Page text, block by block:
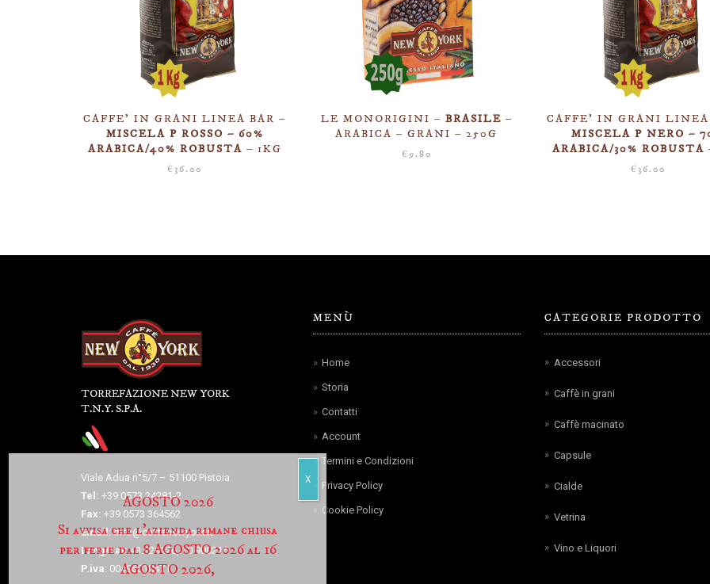
CAFFE’ IN GRANI LINEA BAR –
MISCELA P ROSSO – 60%
ARABICA/40% ROBUSTA – 1KG
€ 36.00
LE MONORIGINI – BRASILE –
ARABICA – GRANI – 250G
€ 9.80
CAFFE’ IN GRANI LINEA
MISCELA P NERO –
ARABICA/30% ROBUSTA
€ 36.00
TORREFAZIONE NEW YORK
T.N.Y. S.P.A.
Viale Adua n°5/7 – 51100 Pistoia
Tel: +39 0573 24281-2
Fax: +39 0573 364562
Email:info@caffenewyork.it
Long/Lat:43.929126, 10.900216
P.iva: 00496010471
MENÙ
Home
Storia
Contatti
Account
Termini e Condizioni
Privacy Policy
Cookie Policy
CATEGORIE PRODOTTO
Accessori
Caffè in grani
Caffè macinato
Capsule
Cialde
Vetrina
Vino e Liquori
AGOSTO 2026
Si avvisa che l’azienda rimane chiusa
per ferie dal 8 AGOSTO 2026 al 16
AGOSTO 2026,